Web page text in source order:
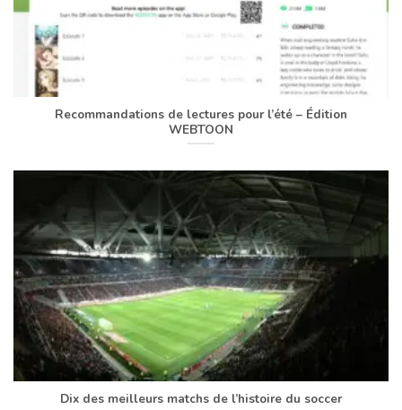
Recommandations de lectures pour l’été – Édition
WEBTOON
Dix des meilleurs matchs de l’histoire du soccer